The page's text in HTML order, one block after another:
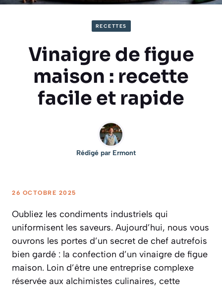
RECETTES
Vinaigre de figue
maison : recette
facile et rapide
Rédigé par Ermont
26 OCTOBRE 2025
Oubliez les condiments industriels qui
uniformisent les saveurs. Aujourd’hui, nous vous
ouvrons les portes d’un secret de chef autrefois
bien gardé : la confection d’un vinaigre de figue
maison. Loin d’être une entreprise complexe
réservée aux alchimistes culinaires, cette